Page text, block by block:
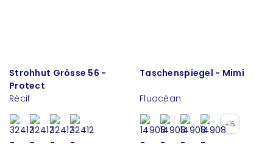
Strohhut Grösse 56 -
Protect
Récif
Taschenspiegel - Mimi
Fluocéan
+15